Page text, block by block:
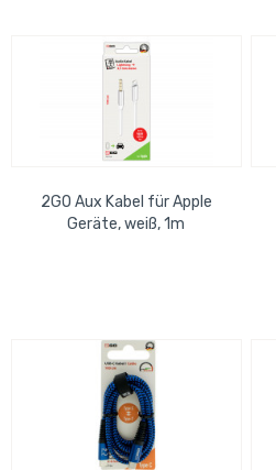
2GO Aux Kabel für Apple
Geräte, weiß, 1m